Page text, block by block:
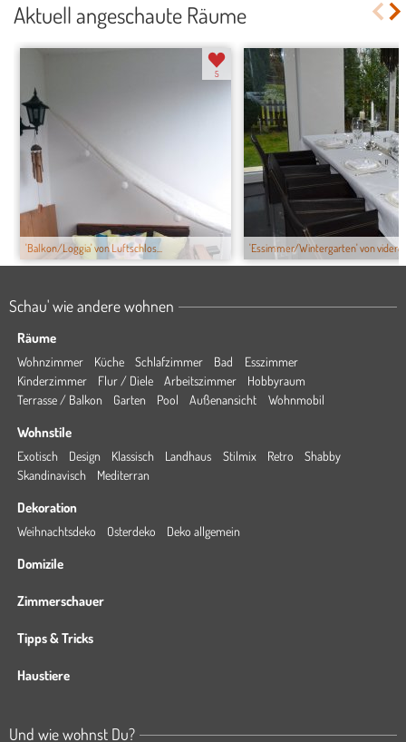
Aktuell angeschaute Räume
'Balkon/Loggia' von Luftschlos...
5
'Essimmer/Wintergarten' von videre
Schau' wie andere wohnen
Räume
Wohnzimmer Küche Schlafzimmer Bad
Esszimmer
Kinderzimmer
Flur / Diele Arbeitszimmer
Hobbyraum
Terrasse / Balkon
Garten Pool Außenansicht Wohnmobil
Wohnstile
Exotisch Design Klassisch Landhaus Stilmix Retro
Shabby
Skandinavisch
Mediterran
Dekoration
Weihnachtsdeko Osterdeko Deko allgemein
Domizile
Zimmerschauer
Tipps & Tricks
Haustiere
Und wie wohnst Du?